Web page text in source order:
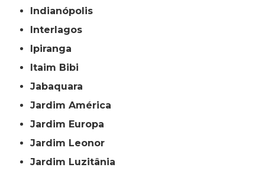
Indianópolis
Interlagos
Ipiranga
Itaim Bibi
Jabaquara
Jardim América
Jardim Europa
Jardim Leonor
Jardim Luzitânia